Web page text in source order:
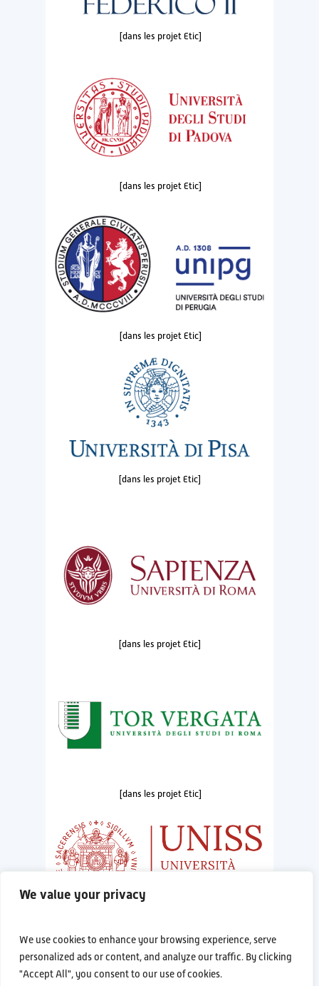
We value your privacy
We use cookies to enhance your browsing experience, serve
personalized ads or content, and analyze our traffic. By clicking
"Accept All", you consent to our use of cookies.
[dans les projet Etic]
[dans les projet Etic]
[dans les projet Etic]
[dans les projet Etic]
[dans les projet Etic]
[dans les projet Etic]